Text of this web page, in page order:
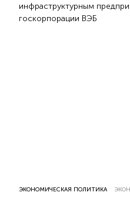
инфраструктурным
госкорпорации ВЭБ
ЭКОНОМИЧЕСКАЯ ПОЛИТИКА